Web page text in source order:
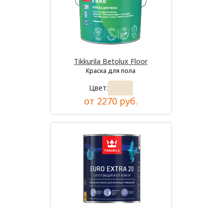
Tikkurila Betolux Floor
Краска для пола
Цвет:
от 2270 руб.